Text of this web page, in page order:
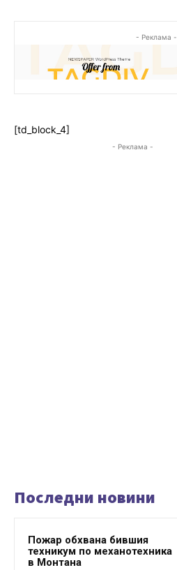
- Реклама -
[td_block_4]
- Реклама -
Последни новини
Пожар обхвана бившия
техникум по механотехника
в Монтана